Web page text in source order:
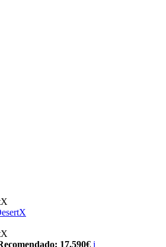
17.590€ i